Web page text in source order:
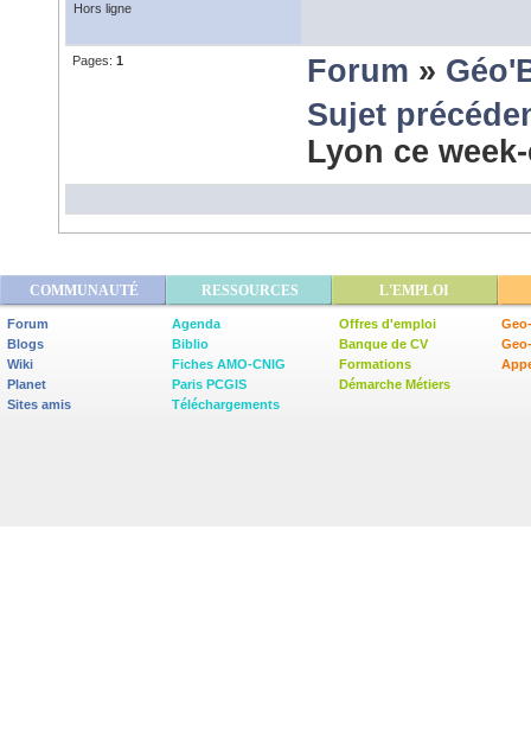
Hors ligne
Pages: 1 Forum »
Sujet
Lyon ce
COMMUNAUTÉ RESSOURCES L'EMPLOI
Forum
Blogs
Wiki
Planet
Sites amis
Agenda
Biblio
Fiches AMO-CNIG
Paris PCGIS
Téléchargements
Offres d'emploi
Banque de CV
Formations
Démarche Métiers